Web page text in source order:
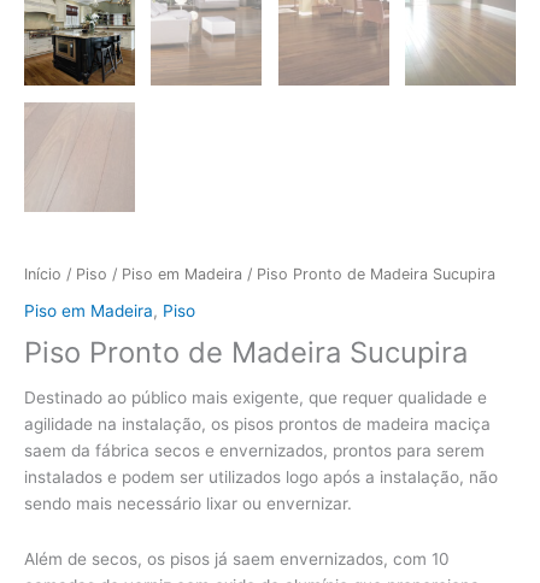
Início / Piso / Piso em Madeira / Piso Pronto de Madeira Sucupira
Piso em Madeira, Piso
Piso Pronto de Madeira Sucupira
Destinado ao público mais exigente, que requer qualidade e
agilidade na instalação, os pisos prontos de madeira maciça
saem da fábrica secos e envernizados, prontos para serem
instalados e podem ser utilizados logo após a instalação, não
sendo mais necessário lixar ou envernizar.
Além de secos, os pisos já saem envernizados, com 10